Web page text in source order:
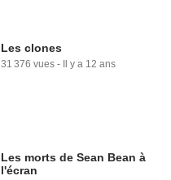
Les clones
31 376 vues - Il y a 12 ans
Les morts de Sean Bean à
l'écran